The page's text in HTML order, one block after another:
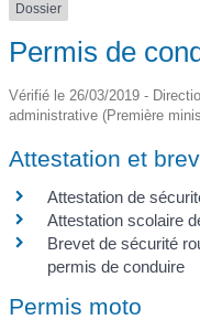
Dossier
Permis de
Vérifié le 26/03/2019 -
administrative (Première
Attestation et
Attestation de
Attestation scolaire
Brevet de sécurité
permis de conduire
Permis moto